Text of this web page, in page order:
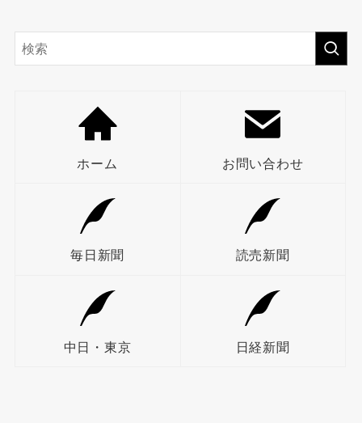
ホーム お問い合わせ
毎日新聞 読売新聞
中日・東京 日経新聞